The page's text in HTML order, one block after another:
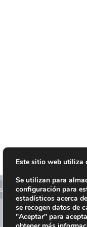
SIGRE Ubicación
Este sitio web utiliza
Se utilizan para
configuración para
estadísticos acerca
se recogen datos de
"Aceptar" para